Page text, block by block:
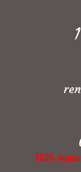
2026.